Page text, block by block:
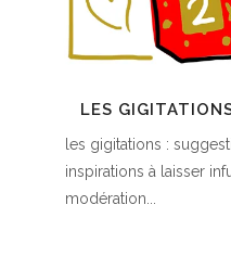
LES
les gigitations :
inspirations à laisser
modération...